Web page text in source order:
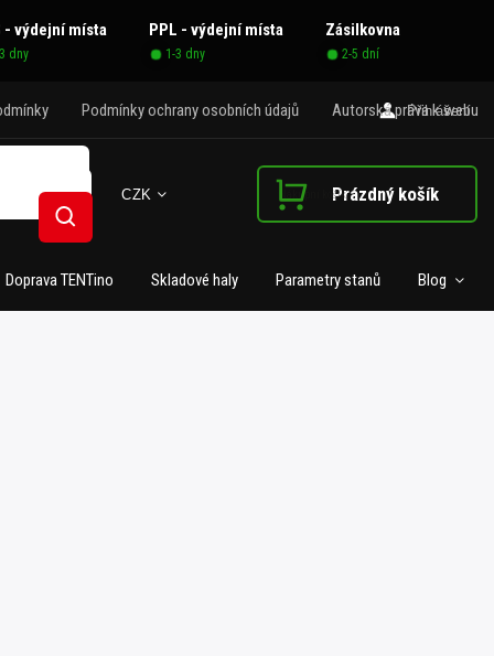
- výdejní místa PPL - výdejní místa Zásilkovna
dny 1-3 dny 2-5 dní
Podmínky ochrany osobních údajů Autorská práva k webu
CZK
Přihlášení
Hledat
Nákupní košíkPrázdný košík
Doprava TENTino Skladové haly Parametry stanů Blog